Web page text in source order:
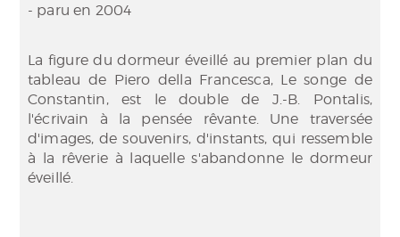
- paru en 2004
La figure du dormeur éveillé au premier plan du
tableau de Piero della Francesca, Le songe de
Constantin, est le double de J.-B. Pontalis,
l'écrivain à la pensée rêvante. Une traversée
d'images, de souvenirs, d'instants, qui ressemble
à la rêverie à laquelle s'abandonne le dormeur
éveillé.